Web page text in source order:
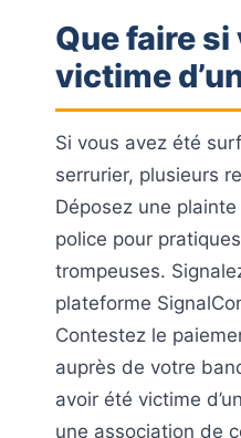
Que faire
victime
Si vous avez été
serrurier, plusieurs
Déposez une
police pour
trompeuses.
plateforme
Contestez le
auprès de votre
avoir été victime
une association de